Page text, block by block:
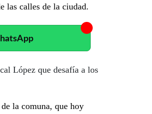
las calles de la ciudad.
López que desafía a los
la comuna, que hoy